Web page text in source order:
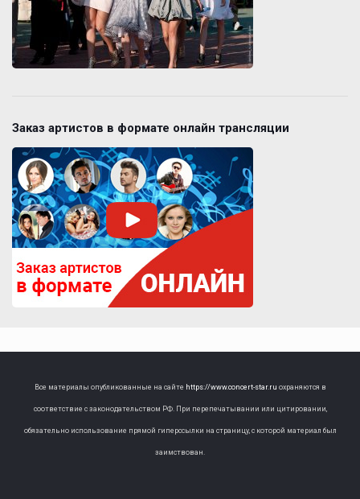
Заказ артистов в формате онлайн трансляции
Все материалы опубликованные на сайте https://www.concert-star.ru охраняются в
соответствие с законодательством РФ. При перепечатывании или цитировании,
обязательно использование прямой гиперссылки на страницу, с которой материал был
заимствован.